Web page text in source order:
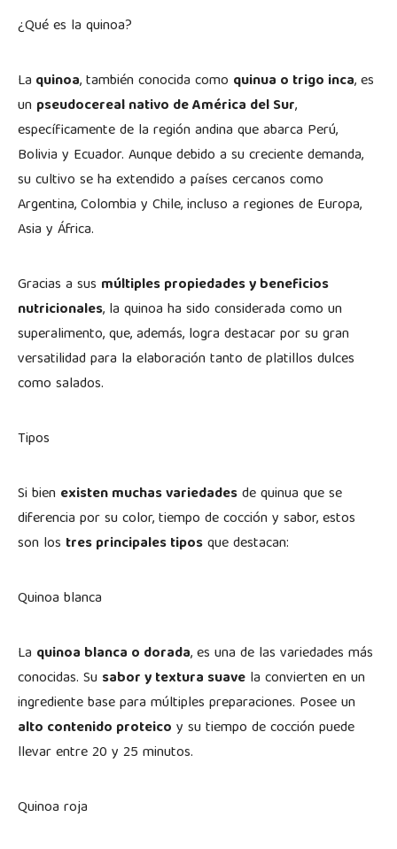
¿Qué es la quinoa?
La quinoa, también conocida como quinua o trigo inca, es
un pseudocereal nativo de América del Sur,
específicamente de la región andina que abarca Perú,
Bolivia y Ecuador. Aunque debido a su creciente demanda,
su cultivo se ha extendido a países cercanos como
Argentina, Colombia y Chile, incluso a regiones de Europa,
Asia y África.
Gracias a sus múltiples propiedades y beneficios
nutricionales, la quinoa ha sido considerada como un
superalimento, que, además, logra destacar por su gran
versatilidad para la elaboración tanto de platillos dulces
como salados.
Tipos
Si bien existen muchas variedadesde quinua que se
diferencia por su color, tiempo de cocción y sabor, estos
son los tres principales tiposque destacan:
Quinoa blanca
La quinoa blanca o dorada, es una de las variedades más
conocidas. Su sabor y textura suave la convierten en un
ingrediente base para múltiples preparaciones. Posee un
alto contenido proteico y su tiempo de cocción puede
llevar entre 20 y 25 minutos.
Quinoa roja